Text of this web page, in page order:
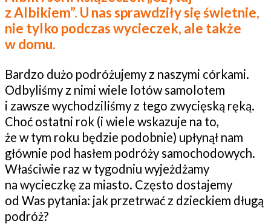
z Albikiem”. U nas sprawdziły się świetnie,
nie tylko podczas wycieczek, ale także
w domu.
Bardzo dużo podróżujemy z naszymi córkami.
Odbyliśmy z nimi wiele lotów samolotem
i zawsze wychodziliśmy z tego zwycięską ręką.
Choć ostatni rok (i wiele wskazuje na to,
że w tym roku będzie podobnie) upłynął nam
głównie pod hasłem podróży samochodowych.
Właściwie raz w tygodniu wyjeżdżamy
na wycieczkę za miasto. Często dostajemy
od Was pytania: jak przetrwać z dzieckiem długą
podróż?